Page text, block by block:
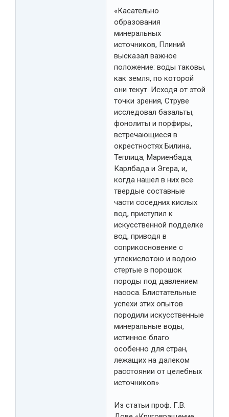
«Касательно
образования
минеральных
источников, Плиний
высказал важное
положение: воды таковы,
как земля, по которой
они текут. Исходя от этой
точки зрения, Струве
исследовал базальты,
фонолиты и порфиры,
встречающиеся в
окрестностях Билина,
Теплица, Мариенбада,
Карлбада и Эгера, и,
когда нашел в них все
твердые составные
части соседних кислых
вод, приступил к
искусственной подделке
вод, приводя в
соприкосновение с
углекислотою и водою
стертые в порошок
породы под давлением
насоса. Блистательные
успехи этих опытов
породили искусственные
минеральные воды,
истинное благо
особенно для стран,
лежащих на далеком
расстоянии от целебных
источников».
Из статьи проф. Г.В.